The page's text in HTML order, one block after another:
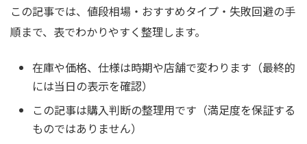
この記事では、値段相場・おすすめタイプ・失敗回避の手
順まで、表でわかりやすく整理します。
在庫や価格、仕様は時期や店舗で変わります（最終的
には当日の表示を確認）
この記事は購入判断の整理用です（満足度を保証する
ものではありません）